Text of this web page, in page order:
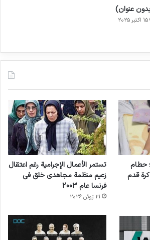
خاصين أو أعضاء في
انسخ الرابط
عنوان)
15 اکتبر 2025
حطام
قدم
تستمر الأعمال الإجرامية رغم اعتقال
زعيم منظمة مجاهدي خلق في
فرنسا عام 2003
21 ژوئن 2026